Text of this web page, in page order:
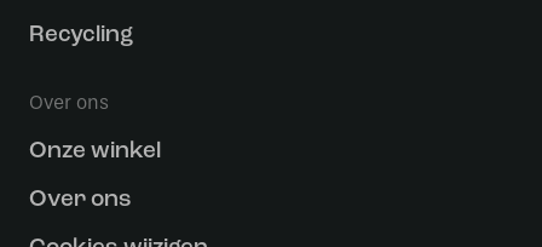
Recycling
Over ons
Onze winkel
Over ons